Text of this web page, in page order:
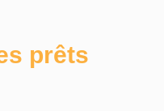
prêts